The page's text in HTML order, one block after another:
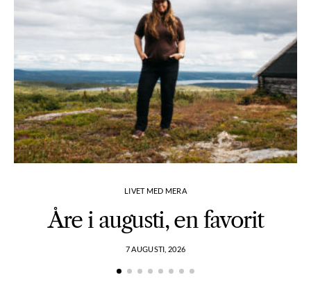
LIVET MED MERA
Åre i augusti, en favorit
7 AUGUSTI, 2026